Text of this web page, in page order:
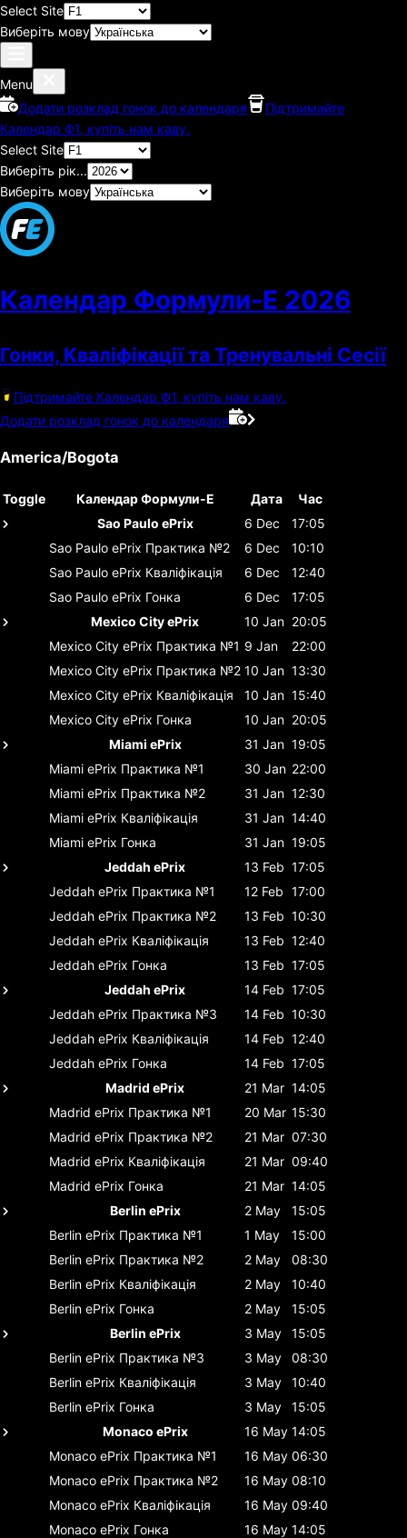
Select Site
Виберіть мову
Menu
Додати розклад гонок до календаря
Підтримайте
Календар Ф1, купіть нам каву.
Select Site
Виберіть рік...
Виберіть мову
Календар Формули-Е 2026
Гонки, Кваліфікації та Тренувальні Сесії
Підтримайте Календар Ф1, купіть нам каву.
Додати розклад гонок до календаря
America/Bogota
Toggle Календар Формули-Е Дата
Час
Sao Paulo ePrix
6 Dec
17:05
Sao Paulo ePrix Практика №2 6 Dec
10:10
Sao Paulo ePrix Кваліфікація 6 Dec
12:40
Sao Paulo ePrix Гонка 6 Dec
17:05
Mexico City ePrix
10 Jan 20:05
Mexico City ePrix Практика №1 9 Jan
22:00
Mexico City ePrix Практика №2 10 Jan 13:30
Mexico City ePrix Кваліфікація 10 Jan 15:40
Mexico City ePrix Гонка 10 Jan 20:05
Miami ePrix
31 Jan 19:05
Miami ePrix Практика №1 30 Jan 22:00
Miami ePrix Практика №2 31 Jan 12:30
Miami ePrix Кваліфікація 31 Jan 14:40
Miami ePrix Гонка 31 Jan 19:05
Jeddah ePrix
13 Feb 17:05
Jeddah ePrix Практика №1 12 Feb 17:00
Jeddah ePrix Практика №2 13 Feb 10:30
Jeddah ePrix Кваліфікація 13 Feb 12:40
Jeddah ePrix Гонка 13 Feb 17:05
Jeddah ePrix
14 Feb 17:05
Jeddah ePrix Практика №3 14 Feb 10:30
Jeddah ePrix Кваліфікація 14 Feb 12:40
Jeddah ePrix Гонка 14 Feb 17:05
Madrid ePrix
21 Mar 14:05
Madrid ePrix Практика №1 20 Mar 15:30
Madrid ePrix Практика №2 21 Mar 07:30
Madrid ePrix Кваліфікація 21 Mar 09:40
Madrid ePrix Гонка 21 Mar 14:05
Berlin ePrix
2 May
15:05
Berlin ePrix Практика №1 1 May
15:00
Berlin ePrix Практика №2 2 May
08:30
Berlin ePrix Кваліфікація 2 May
10:40
Berlin ePrix Гонка 2 May
15:05
Berlin ePrix
3 May
15:05
Berlin ePrix Практика №3 3 May
08:30
Berlin ePrix Кваліфікація 3 May
10:40
Berlin ePrix Гонка 3 May
15:05
Monaco ePrix
16 May 14:05
Monaco ePrix Практика №1 16 May 06:30
Monaco ePrix Практика №2 16 May 08:10
Monaco ePrix Кваліфікація 16 May 09:40
Monaco ePrix Гонка 16 May 14:05